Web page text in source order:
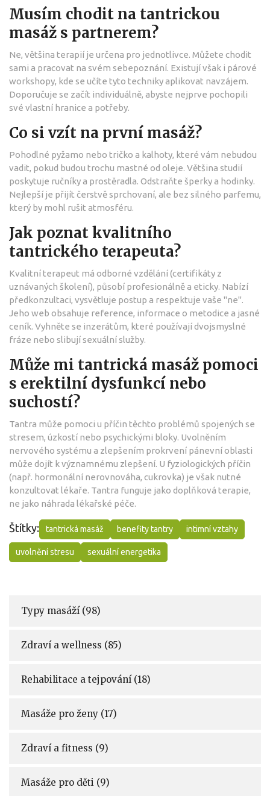
Musím chodit na tantrickou
masáž s partnerem?
Ne, většina terapií je určena pro jednotlivce. Můžete chodit
sami a pracovat na svém sebepoznání. Existují však i párové
workshopy, kde se učíte tyto techniky aplikovat navzájem.
Doporučuje se začít individuálně, abyste nejprve pochopili
své vlastní hranice a potřeby.
Co si vzít na první masáž?
Pohodlné pyžamo nebo tričko a kalhoty, které vám nebudou
vadit, pokud budou trochu mastné od oleje. Většina studií
poskytuje ručníky a prostěradla. Odstraňte šperky a hodinky.
Nejlepší je přijít čerstvě sprchovaní, ale bez silného parfemu,
který by mohl rušit atmosféru.
Jak poznat kvalitního
tantrického terapeuta?
Kvalitní terapeut má odborné vzdělání (certifikáty z
uznávaných školení), působí profesionálně a eticky. Nabízí
předkonzultaci, vysvětluje postup a respektuje vaše "ne".
Jeho web obsahuje reference, informace o metodice a jasné
ceník. Vyhněte se inzerátům, které používají dvojsmyslné
fráze nebo slibují sexuální služby.
Může mi tantrická masáž pomoci
s erektilní dysfunkcí nebo
suchostí?
Tantra může pomoci u příčin těchto problémů spojených se
stresem, úzkostí nebo psychickými bloky. Uvolněním
nervového systému a zlepšením prokrvení pánevní oblasti
může dojít k významnému zlepšení. U fyziologických příčin
(např. hormonální nerovnováha, cukrovka) je však nutné
konzultovat lékaře. Tantra funguje jako doplňková terapie,
ne jako náhrada lékařské péče.
Štítky: tantrická masáž benefity tantry intimní vztahy
uvolnění stresu sexuální energetika
Typy masáží (98)
Zdraví a wellness (85)
Rehabilitace a tejpování (18)
Masáže pro ženy (17)
Zdraví a fitness (9)
Masáže pro děti (9)